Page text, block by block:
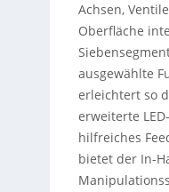
Achsen,
Oberfläche
ausgewählte
erleichtert so
erweiterte
hilfreiches
bietet der In-